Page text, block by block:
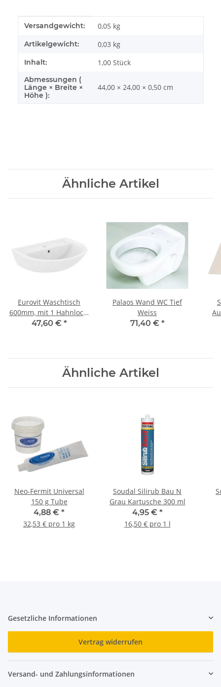
Produkteigenschaft
Wert
Versandgewicht: 0,05 kg
Artikelgewicht: 0,03 kg
Inhalt: 1,00 Stück
Abmessungen (
Länge × Breite ×
Höhe ):
44,00 × 24,00 × 0,50 cm
Ähnliche Artikel
Eurovit Waschtisch
600mm, mit 1 Hahnloch,
mit Überlaufloch,
47,60 € *
Palaos Wand WC Tief
Weiss
71,40 € *
Ähnliche Artikel
Neo-Fermit Universal
150 g Tube
4,88 € *
32,53 € pro 1 kg
Soudal Silirub Bau N
Grau Kartusche 300 ml
4,95 € *
16,50 € pro 1 l
Gesetzliche Informationen
Vertrag widerrufen
Versand- und Zahlungsinformationen